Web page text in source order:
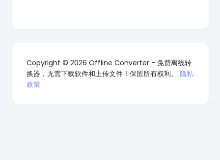
Copyright © 2026 Offline Converter - 免费离线转
换器，无需下载软件和上传文件！保留所有权利。 隐私
政策